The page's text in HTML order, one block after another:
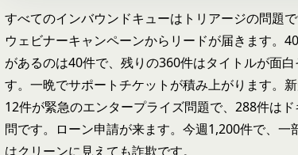
すべてのインバウンドキューはトリアージの問題で
ウェビナーキャンペーンからリードが届きます。
があるのは40件で、残りの360件はタイトルが面
す。一晩でサポートチケットが積み上がります。
12件が緊急のエンタープライズ問題で、288件は
問です。ローン申請が来ます。今週1,200件で、
はクリーンに見えても詐欺です。